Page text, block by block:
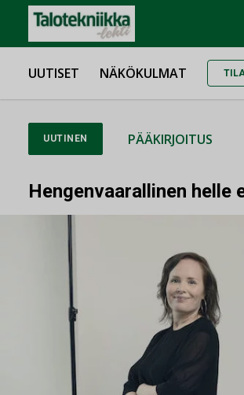
UUTISET NÄKÖKULMAT
UUTINEN PÄÄKIRJOITUS
Hengenvaarallinen helle